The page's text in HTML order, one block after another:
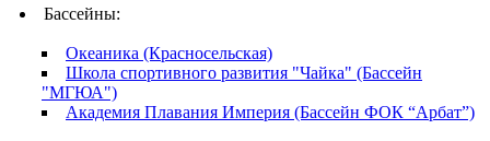
Бассейны:
Океаника (Красносельская)
Школа спортивного развития "Чайка" (Бассейн
"МГЮА")
Академия Плавания Империя (Бассейн ФОК “Арбат”)